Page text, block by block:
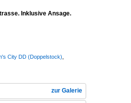
Inklusive Ansage.
City DD (Doppelstock)
zur Galerie